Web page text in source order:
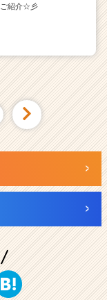
ご紹介☆彡